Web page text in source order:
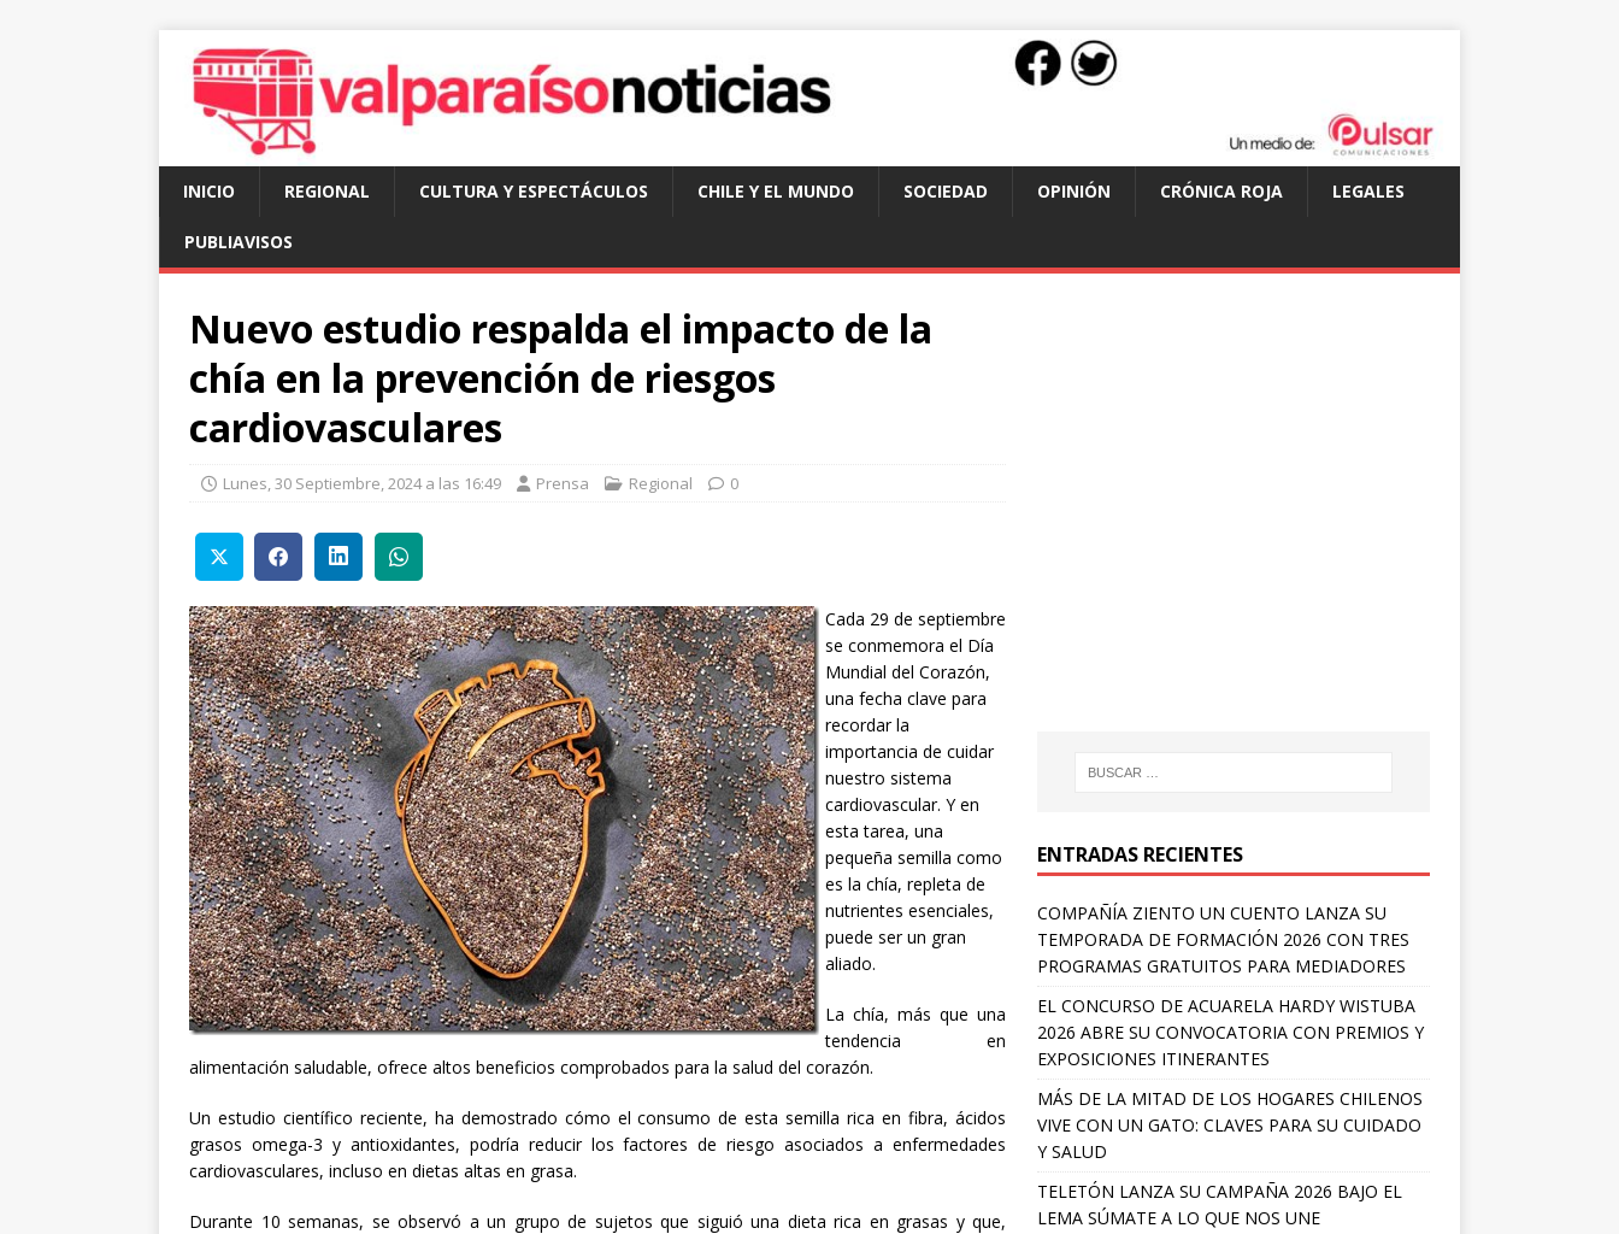
INICIO REGIONAL CULTURA Y ESPECTÁCULOS CHILE Y EL MUNDO SOCIEDAD OPINIÓN CRÓNICA ROJA LEGALES
PUBLIAVISOS
Nuevo estudio respalda el impacto de la
chía en la prevención de riesgos
cardiovasculares
Lunes, 30 Septiembre, 2024 a las 16:49 Prensa Regional 0
Cada 29 de septiembre
se conmemora el Día
Mundial del Corazón,
una fecha clave para
recordar la
importancia de cuidar
nuestro sistema
cardiovascular. Y en
esta tarea, una
pequeña semilla como
es la chía, repleta de
nutrientes esenciales,
puede ser un gran
aliado.
La chía, más que una
tendencia en
alimentación saludable, ofrece altos beneficios comprobados para la salud del corazón.
Un estudio científico reciente, ha demostrado cómo el consumo de esta semilla rica en fibra, ácidos
grasos omega-3 y antioxidantes, podría reducir los factores de riesgo asociados a enfermedades
cardiovasculares, incluso en dietas altas en grasa.
Durante 10 semanas, se observó a un grupo de sujetos que siguió una dieta rica en grasas y que,
ENTRADAS RECIENTES
COMPAÑÍA ZIENTO UN CUENTO LANZA SU
TEMPORADA DE FORMACIÓN 2026 CON TRES
PROGRAMAS GRATUITOS PARA MEDIADORES
EL CONCURSO DE ACUARELA HARDY WISTUBA
2026 ABRE SU CONVOCATORIA CON PREMIOS Y
EXPOSICIONES ITINERANTES
MÁS DE LA MITAD DE LOS HOGARES CHILENOS
VIVE CON UN GATO: CLAVES PARA SU CUIDADO
Y SALUD
TELETÓN LANZA SU CAMPAÑA 2026 BAJO EL
LEMA SÚMATE A LO QUE NOS UNE